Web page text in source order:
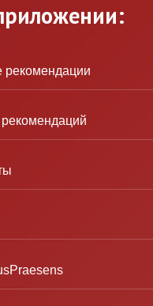
рекомендации